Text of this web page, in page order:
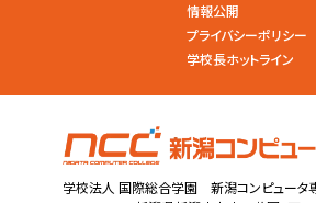
情報公開
プライバシーポリシー
学校長ホットライン
学校法人 国際総合学園 新潟コンピュータ